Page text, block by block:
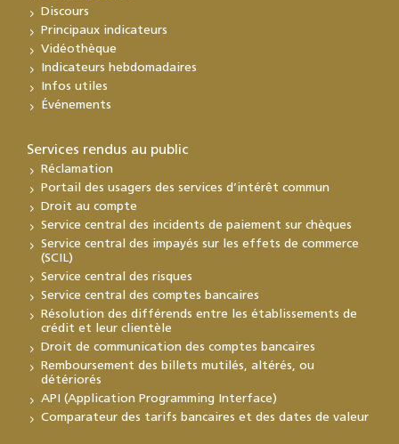
Discours
Principaux indicateurs
Vidéothèque
Indicateurs hebdomadaires
Infos utiles
Événements
Services rendus au public
Réclamation
Portail des usagers des services d’intérêt commun
Droit au compte
Service central des incidents de paiement sur chèques
Service central des impayés sur les effets de commerce
(SCIL)
Service central des risques
Service central des comptes bancaires
Résolution des différends entre les établissements de
crédit et leur clientèle
Droit de communication des comptes bancaires
Remboursement des billets mutilés, altérés, ou
détériorés
API (Application Programming Interface)
Comparateur des tarifs bancaires et des dates de valeur